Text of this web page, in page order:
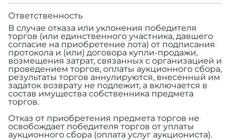
Ответственность
В случае отказа или уклонения победителя
торгов (или единственного участника, давшего
согласие на приобретение лота) от подписания
протокола и (или) договора купли-продажи,
возмещения затрат, связанных с организацией и
проведением торгов, оплаты аукционного сбора,
результаты торгов аннулируются, внесенный им
задаток возврату не подлежит, а включается в
состав имущества собственника предмета
торгов.
Отказ от приобретения предмета торгов не
освобождает победителя торгов от уплаты
аукционного сбора (оплата услуг аукциониста).